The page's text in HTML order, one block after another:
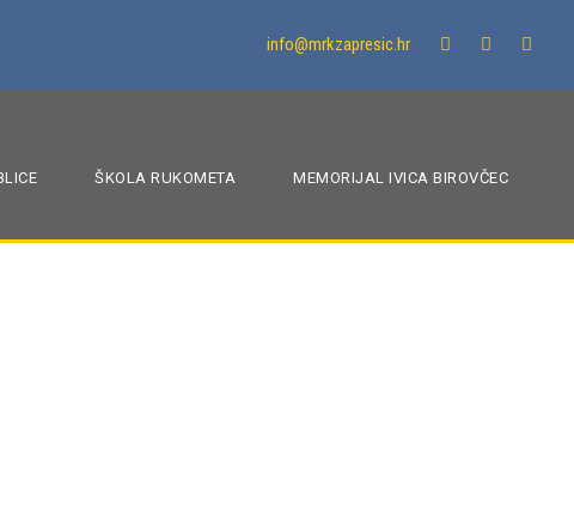
info@mrkzapresic.hr
ŠKOLA RUKOMETA MEMORIJAL IVICA BIROVČEC